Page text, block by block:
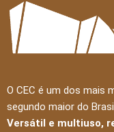
O CEC é um dos mais
segundo maior do
Versátil e multiuso,